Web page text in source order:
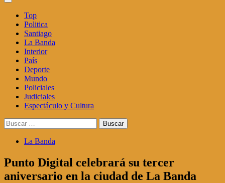
Menú
principalTop
Politica
Santiago
La Banda
Interior
País
Deporte
Mundo
Policiales
Judiciales
Espectáculo y Cultura
Buscar:
La Banda
Punto Digital celebrará su tercer
aniversario en la ciudad de La Banda